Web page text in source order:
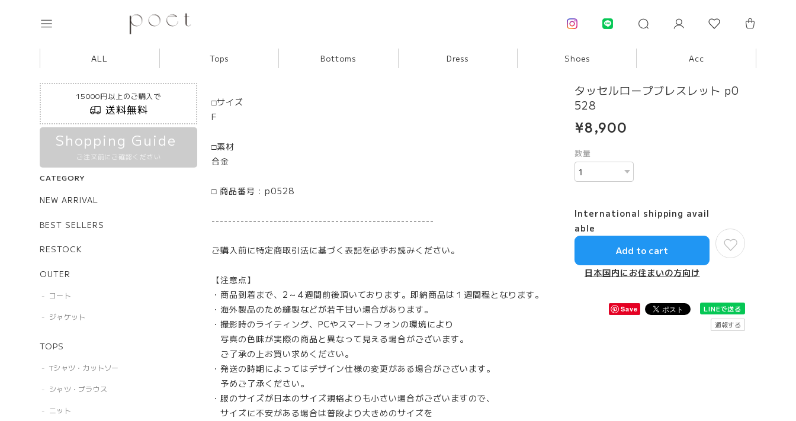
ALL Tops Bottoms Dress Shoes Acc
15000円以上のご購入で
送料無料
Shopping Guide
ご注文前にご確認ください
CATEGORY
NEW ARRIVAL
BEST SELLERS
RESTOCK
OUTER
コート
ジャケット
TOPS
Tシャツ・カットソー
シャツ・ブラウス
ニット
□サイズ
F
□素材
合金
□ 商品番号 : p0528
------------------------------------------------------
ご購入前に特定商取引法に基づく表記を必ずお読みください。
【注意点】
・商品到着まで、2～4週間前後頂いております。即納商品は１週間程となります。
・海外製品のため縫製などが若干甘い場合があります。
・撮影時のライティング、PCやスマートフォンの環境により
写真の色味が実際の商品と異なって見える場合がございます。
ご了承の上お買い求めください。
・発送の時期によってはデザイン仕様の変更がある場合がございます。
予めご了承ください。
・服のサイズが日本のサイズ規格よりも小さい場合がございますので、
サイズに不安がある場合は普段より大きめのサイズを
タッセルロープブレスレット p0
528
¥8,900
数量
International shipping avail
able
Add to cart
日本国内にお住まいの方向け
Save
LINEで送る
通報する